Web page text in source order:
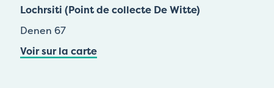
Lochrsiti (Point de collecte De Witte)
Denen 67
Voir sur la carte